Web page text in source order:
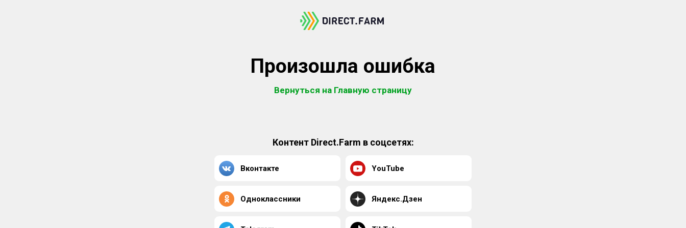
Произошла ошибка
Вернуться на Главную страницу
Контент Direct.Farm в соцсетях:
Вконтакте YouTube
Одноклассники Яндекс.Дзен